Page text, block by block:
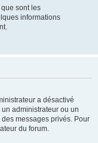
sont les
informations
a désactivé
administrateur ou un
messages privés. Pour
du forum.